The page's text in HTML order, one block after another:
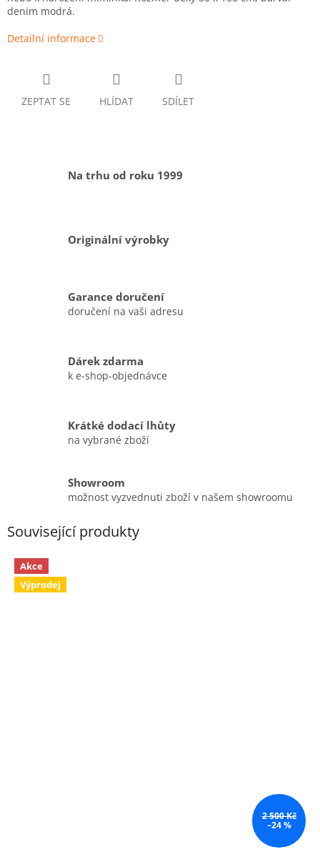
denim modrá.
Detailní informace
ZEPTAT SE HLÍDAT SDÍLET
Na trhu od roku 1999
Originální výrobky
Garance doručení
doručení na vaši adresu
Dárek zdarma
k e-shop-objednávce
Krátké dodací lhůty
na vybrané zboží
Showroom
možnost vyzvednuti zboží v našem showroomu
Související produkty
Akce
Výprodej
2 500 Kč
–24 %